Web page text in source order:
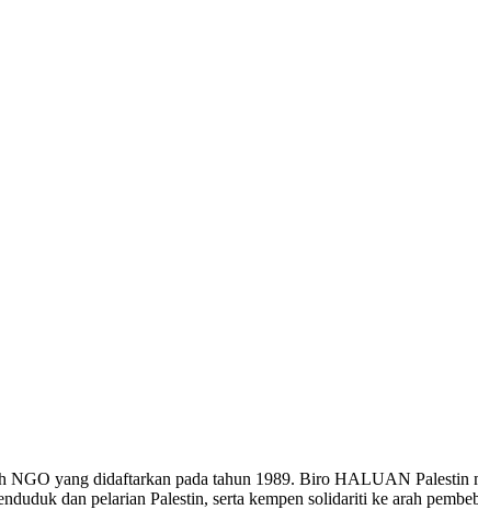
NGO yang didaftarkan pada tahun 1989. Biro HALUAN Palestin
dan pelarian Palestin, serta kempen solidariti ke arah